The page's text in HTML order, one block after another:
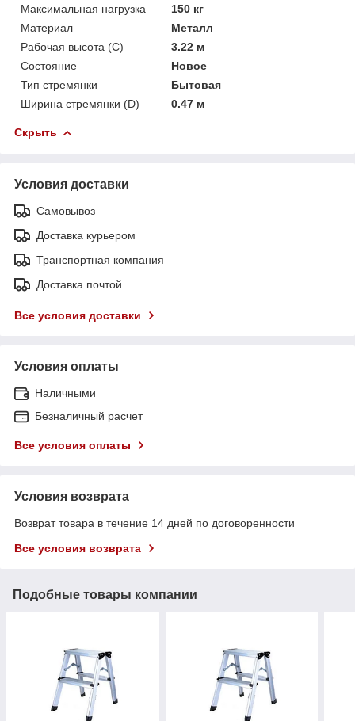
Максимальная нагрузка
150 кг
Материал
Металл
Рабочая высота (С)
3.22 м
Состояние
Новое
Тип стремянки
Бытовая
Ширина стремянки (D)
0.47 м
Скрыть
Условия доставки
Самовывоз
Доставка курьером
Транспортная компания
Доставка почтой
Все условия доставки
Условия оплаты
Наличными
Безналичный расчет
Все условия оплаты
Условия возврата
Возврат товара в течение 14 дней по договоренности
Все условия возврата
Подобные товары компании